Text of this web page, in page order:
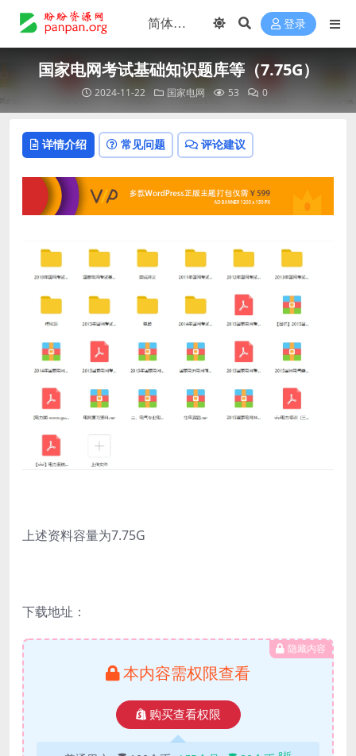
登录
国家电网考试基础知识题库等（7.75G）
2024-11-22 国家电网 53 0
详情介绍 常见问题 评论建议
上述资料容量为7.75G
下载地址：
隐藏内容
本内容需权限查看
购买查看权限